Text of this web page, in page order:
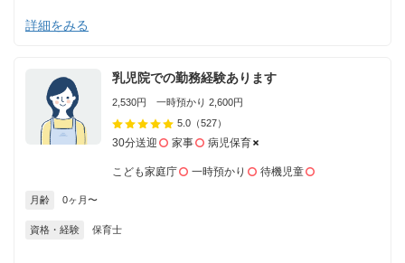
詳細をみる
乳児院での勤務経験あります
2,530円 一時預かり 2,600円
5.0 （527）
30分送迎 家事 病児保育
こども家庭庁 一時預かり 待機児童
月齢 0ヶ月〜
資格・経験 保育士